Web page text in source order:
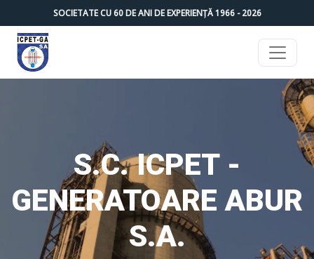
SOCIETATE CU60DE ANI DE EXPERIENȚĂ 1966 -2026
S.C. ICPET -
GENERATOARE ABUR
S.A.